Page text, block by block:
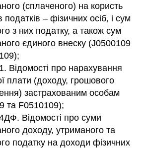
(сплаченого) на користь
податків – фізичних осіб, і сум
з них податку, а також сум
єдиного внеску (J0500109
Відомості про нарахування
плати (доходу, грошового
застрахованим особам
та F0510109);
Відомості про суми
доходу, утриманого та
податку на доходи фізичних